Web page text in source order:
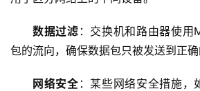
数据过滤 ：交换机和路由器使用
包的流向，确保数据包只被发送到正确
网络安全 ：某些网络安全措施，